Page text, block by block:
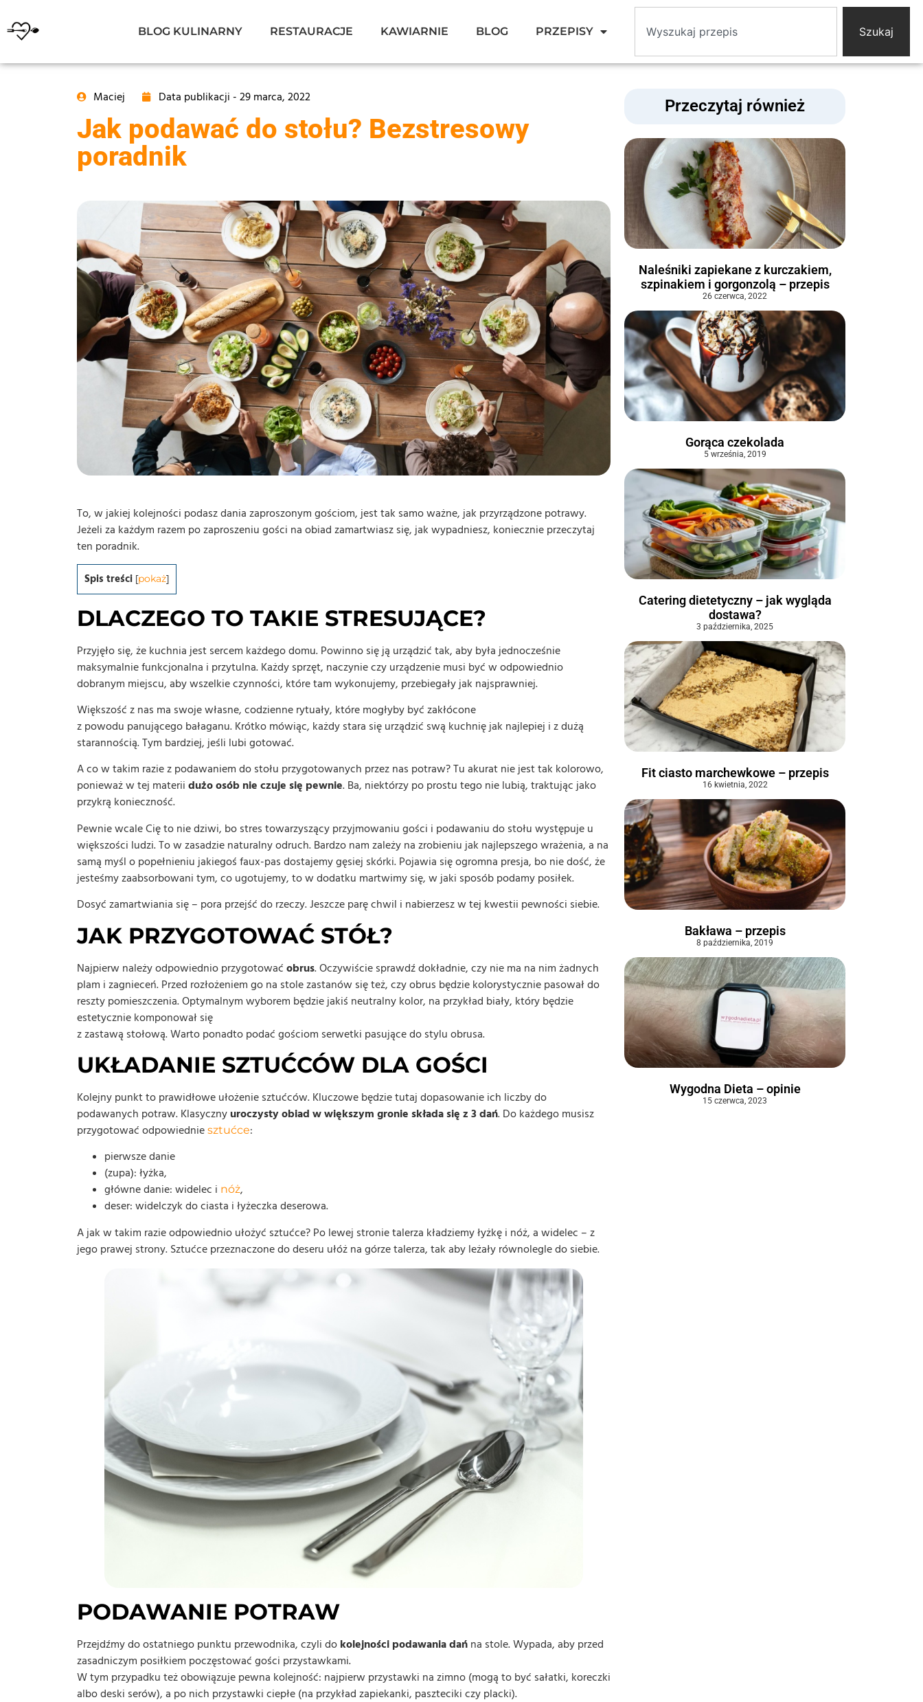
BLOG KULINARNY RESTAURACJE KAWIARNIE BLOG PRZEPISY Szukaj
Maciej Data publikacji - 29 marca, 2022
Jak podawać do stołu? Bezstresowy
poradnik
To, w jakiej kolejności podasz dania zaproszonym gościom, jest tak samo ważne, jak przyrządzone potrawy.
Jeżeli za każdym razem po zaproszeniu gości na obiad zamartwiasz się, jak wypadniesz, koniecznie przeczytaj
ten poradnik.
Spis treści [pokaż]
DLACZEGO TO TAKIE STRESUJĄCE?
Przyjęło się, że kuchnia jest sercem każdego domu. Powinno się ją urządzić tak, aby była jednocześnie
maksymalnie funkcjonalna i przytulna. Każdy sprzęt, naczynie czy urządzenie musi być w odpowiednio
dobranym miejscu, aby wszelkie czynności, które tam wykonujemy, przebiegały jak najsprawniej.
Większość z nas ma swoje własne, codzienne rytuały, które mogłyby być zakłócone
z powodu panującego bałaganu. Krótko mówiąc, każdy stara się urządzić swą kuchnię jak najlepiej i z dużą
starannością. Tym bardziej, jeśli lubi gotować.
A co w takim razie z podawaniem do stołu przygotowanych przez nas potraw? Tu akurat nie jest tak kolorowo,
ponieważ w tej materii dużo osób nie czuje się pewnie. Ba, niektórzy po prostu tego nie lubią, traktując jako
przykrą konieczność.
Pewnie wcale Cię to nie dziwi, bo stres towarzyszący przyjmowaniu gości i podawaniu do stołu występuje u
większości ludzi. To w zasadzie naturalny odruch. Bardzo nam zależy na zrobieniu jak najlepszego wrażenia, a na
samą myśl o popełnieniu jakiegoś faux-pas dostajemy gęsiej skórki. Pojawia się ogromna presja, bo nie dość, że
jesteśmy zaabsorbowani tym, co ugotujemy, to w dodatku martwimy się, w jaki sposób podamy posiłek.
Dosyć zamartwiania się – pora przejść do rzeczy. Jeszcze parę chwil i nabierzesz w tej kwestii pewności siebie.
JAK PRZYGOTOWAĆ STÓŁ?
Najpierw należy odpowiednio przygotować obrus. Oczywiście sprawdź dokładnie, czy nie ma na nim żadnych
plam i zagnieceń. Przed rozłożeniem go na stole zastanów się też, czy obrus będzie kolorystycznie pasował do
reszty pomieszczenia. Optymalnym wyborem będzie jakiś neutralny kolor, na przykład biały, który będzie
estetycznie komponował się
z zastawą stołową. Warto ponadto podać gościom serwetki pasujące do stylu obrusa.
UKŁADANIE SZTUĆCÓW DLA GOŚCI
Kolejny punkt to prawidłowe ułożenie sztućców. Kluczowe będzie tutaj dopasowanie ich liczby do
podawanych potraw. Klasycznyuroczystyobiad w większym gronie składa się z 3 dań. Do każdego musisz
przygotować odpowiednie sztućce:
pierwsze danie
(zupa): łyżka,
główne danie: widelec i nóż,
deser: widelczyk do ciasta i łyżeczka deserowa.
A jak w takim razie odpowiednio ułożyć sztućce? Po lewej stronie talerza kładziemy łyżkę i nóż, a widelec – z
jego prawej strony. Sztućce przeznaczone do deseru ułóż na górze talerza, tak aby leżały równolegle do siebie.
PODAWANIE POTRAW
Przejdźmy do ostatniego punktu przewodnika, czyli do kolejności podawania dań na stole. Wypada, aby przed
zasadniczym posiłkiem poczęstować gości przystawkami.
W tym przypadku też obowiązuje pewna kolejność: najpierw przystawki na zimno (mogą to być sałatki, koreczki
albo deski serów), a po nich przystawki ciepłe (na przykład zapiekanki, paszteciki czy placki).
Przeczytaj również
Naleśniki zapiekane z kurczakiem,
szpinakiem i gorgonzolą – przepis
26 czerwca, 2022
Gorąca czekolada
5 września, 2019
Catering dietetyczny – jak wygląda
dostawa?
3 października, 2025
Fit ciasto marchewkowe – przepis
16 kwietnia, 2022
Bakława – przepis
8 października, 2019
Wygodna Dieta – opinie
15 czerwca, 2023